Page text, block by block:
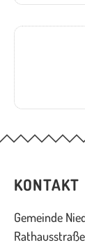
KONTAKT
Gemeinde